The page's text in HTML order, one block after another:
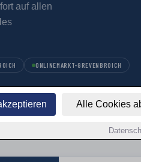
Alle Cookies
auf allen
ONLINEMARKT-GREVENBROICH